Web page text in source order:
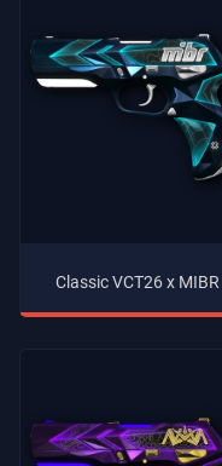
Classic VCT26 x MIBR